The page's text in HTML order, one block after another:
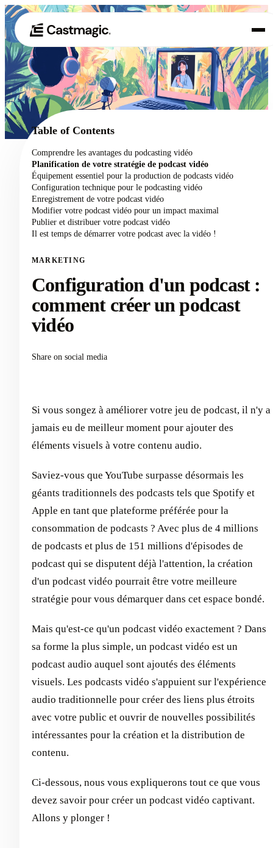
01 Produit
02 Cas d'utilisation
Tarification
À propos de nous
Table of Contents
Comprendre les avantages du podcasting vidéo
Planification de votre stratégie de podcast vidéo
Équipement essentiel pour la production de podcasts vidéo
Configuration technique pour le podcasting vidéo
Enregistrement de votre podcast vidéo
Modifier votre podcast vidéo pour un impact maximal
Publier et distribuer votre podcast vidéo
Il est temps de démarrer votre podcast avec la vidéo !
MARKETING
Configuration d'un podcast :
comment créer un podcast
vidéo
Share on social media
Si vous songez à améliorer votre jeu de podcast, il n'y a
jamais eu de meilleur moment pour ajouter des
éléments visuels à votre contenu audio.
Saviez-vous que YouTube surpasse désormais les
géants traditionnels des podcasts tels que Spotify et
Apple en tant que plateforme préférée pour la
consommation de podcasts ? Avec plus de 4 millions
de podcasts et plus de 151 millions d'épisodes de
podcast qui se disputent déjà l'attention, la création
d'un podcast vidéo pourrait être votre meilleure
stratégie pour vous démarquer dans cet espace bondé.
Mais qu'est-ce qu'un podcast vidéo exactement ? Dans
sa forme la plus simple, un podcast vidéo est un
podcast audio auquel sont ajoutés des éléments
visuels. Les podcasts vidéo s'appuient sur l'expérience
audio traditionnelle pour créer des liens plus étroits
avec votre public et ouvrir de nouvelles possibilités
intéressantes pour la création et la distribution de
contenu.
Ci-dessous, nous vous expliquerons tout ce que vous
devez savoir pour créer un podcast vidéo captivant.
Allons y plonger !